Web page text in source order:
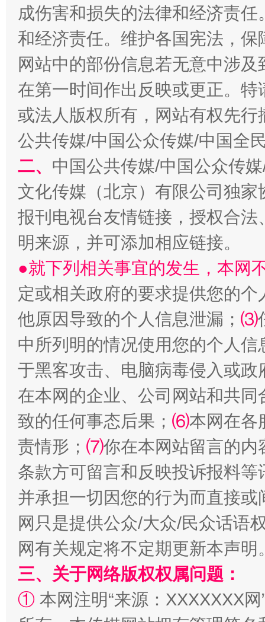
揭批美国五大"原罪" "炒
解纷+调解+退费，一次搞定
站台名比不上好声名
漫山遍野的桃花与雪山、麦地、白藏房 除
成伤害和损失的法律和经济责
和经济责任。维护各国宪法，
网站中的部份信息若无意中涉
在第一时间作出反映或更正。
或法人版权所有，网站有权先
公共传媒/中国公众传媒/中国全
二、 中国公共传媒/中国公众传
文化传媒（北京）有限公司独
报刊电视台友情链接，授权合
明来源，并可添加相应链接。
●就下列相关事宜的发生，本网
定或相关政府的要求提供您的个
他原因导致的个人信息泄漏； ⑶
中所列明的情况使用您的个人
于黑客攻击、电脑病毒侵入或
在本网的企业、公司网站和共
致的任何事态后果； ⑹本网在各
责情形； ⑺你在本网站留言的内
条款方可留言和反映投诉报料
并承担一切因您的行为而直接
网只是提供公众/大众/民众话语
网有关规定将不定期更新本声明
三、关于网络版权权属问题：
① 本网注明“来源：XXXXXXX